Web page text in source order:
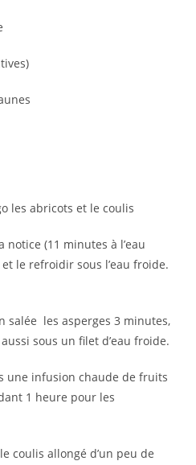
les abricots et le coulis
notice (11 minutes à l’eau
le refroidir sous l’eau froide.
salée les asperges 3 minutes,
sous un filet d’eau froide.
une infusion chaude de fruits
1 heure pour les
coulis allongé d’un peu de